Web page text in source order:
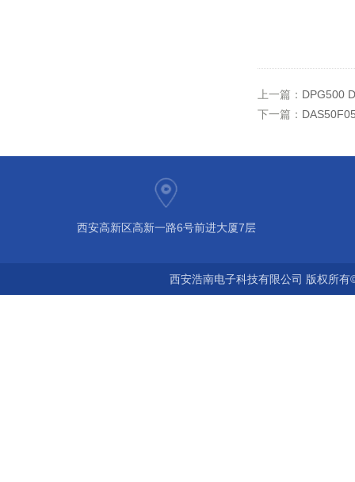
上一篇： DPG500
下一篇：
西安高新区高新一路6号前进大厦7层
西安浩南电子科技有限公司 版权所